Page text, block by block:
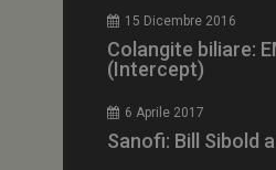
15 Dicembre 2016
Colangite biliare:
(Intercept)
6 Aprile 2017
Sanofi: Bill Sibold